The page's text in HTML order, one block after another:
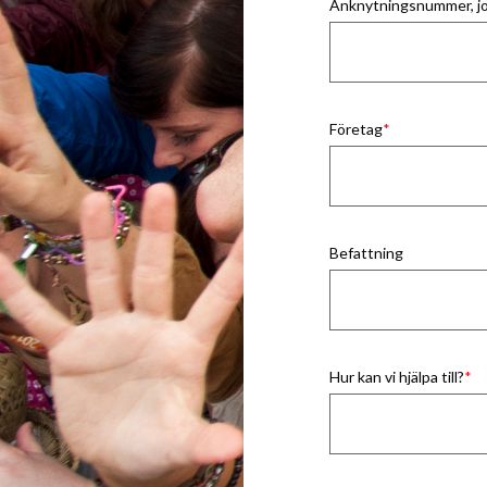
Anknytningsnummer,
Företag
Befattning
Hur kan vi hjälpa till?